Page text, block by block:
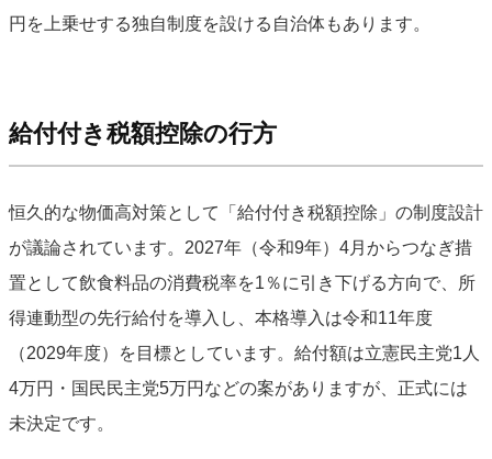
円を上乗せする独自制度を設ける自治体もあります。
給付付き税額控除の行方
恒久的な物価高対策として「給付付き税額控除」の制度設計
が議論されています。2027年（令和9年）4月からつなぎ措
置として飲食料品の消費税率を1％に引き下げる方向で、所
得連動型の先行給付を導入し、本格導入は令和11年度
（2029年度）を目標としています。給付額は立憲民主党1人
4万円・国民民主党5万円などの案がありますが、正式には
未決定です。